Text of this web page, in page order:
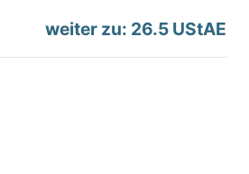
weiter zu: 26.5 UStAE